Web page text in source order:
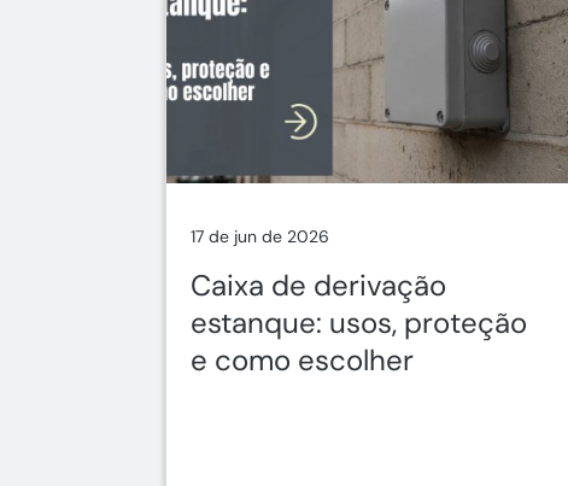
17 de jun de 2026
Caixa de derivação
estanque: usos, proteção
e como escolher